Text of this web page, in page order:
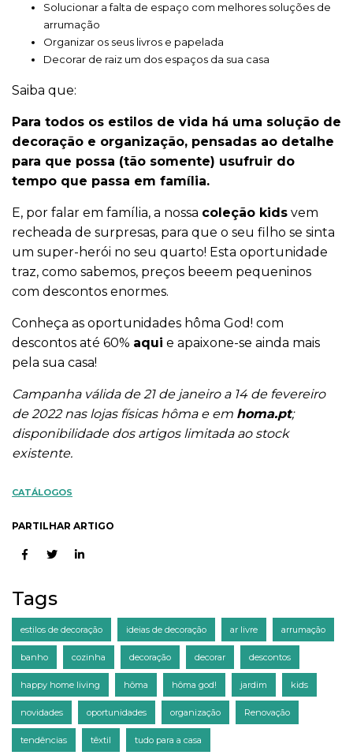
Solucionar a falta de espaço com melhores soluções de
arrumação
Organizar os seus livros e papelada
Decorar de raiz um dos espaços da sua casa
Saiba que:
Para todos os estilos de vida há uma solução de
decoração e organização, pensadas ao detalhe
para que possa (tão somente) usufruir do
tempo que passa em família.
E, por falar em família, a nossa coleção kids vem
recheada de surpresas, para que o seu filho se sinta
um super-herói no seu quarto! Esta oportunidade
traz, como sabemos, preços beeem pequeninos
com descontos enormes.
Conheça as oportunidades hôma God! com
descontos até 60% aqui e apaixone-se ainda mais
pela sua casa!
Campanhaválida de 21 de janeiro a 14 de fevereiro
de 2022 nas lojas físicas hôma e em homa.pt;
disponibilidade dos artigos limitada ao stock
existente.
CATÁLOGOS
PARTILHAR ARTIGO
Tags
estilos de decoração ideias de decoração ar livre arrumação
banho cozinha decoração decorar descontos
happy home living hôma hôma god! jardim kids
novidades oportunidades organização Renovação
tendências têxtil tudo para a casa